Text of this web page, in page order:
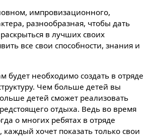
импровизационного,
разнообразная, чтобы дать
в лучших своих
все свои способности, знания и
будет необходимо создать в отряде
Чем больше детей вы
детей сможет реализовать
отдыха. Ведь во время
о многих ребятах в отряде
каждый хочет показать только свои